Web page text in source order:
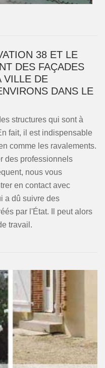
38 ET LE
DES FAÇADES
VILLE DE
DANS LE
structures qui sont à
fait, il est indispensable
comme les ravalements.
des professionnels
nous vous
en contact avec
a dû suivre des
par l'État. Il peut alors
travail.